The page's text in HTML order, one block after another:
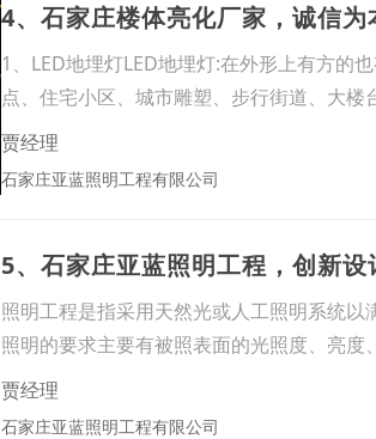
4、石家庄楼体亮化厂家，诚信
1、LED地埋灯LED地埋灯:在外形上有方的
点、住宅小区、城市雕塑、步行街道、大
贾经理
石家庄亚蓝照明工程有限公司
5、石家庄亚蓝照明工程，创新设
照明工程是指采用天然光或人工照明系统以
照明的要求主要有被照表面的光照度、亮
空间
贾经理
石家庄亚蓝照明工程有限公司